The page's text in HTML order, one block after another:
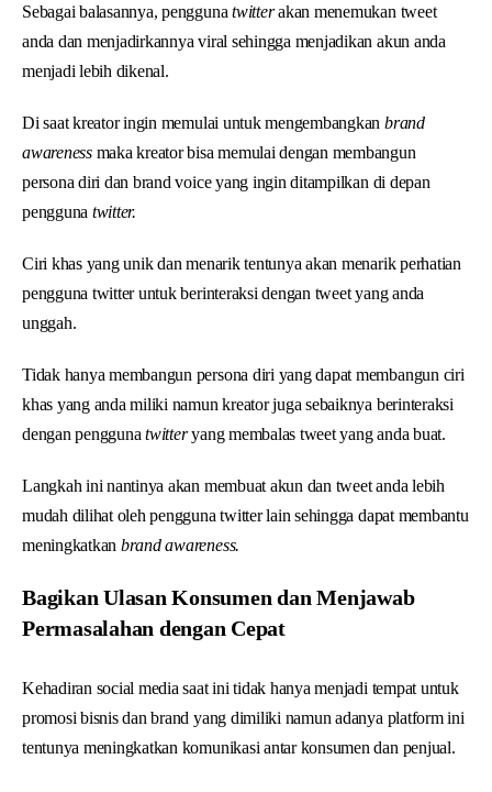
Sebagai balasannya, penggunatwitterakan menemukan tweet
anda dan menjadirkannya viral sehingga menjadikan akun anda
menjadi lebih dikenal.
Di saat kreator ingin memulai untuk mengembangkan brand
awarenessmaka kreator bisa memulai dengan membangun
persona diri dan brand voice yang ingin ditampilkan di depan
pengguna twitter.
Ciri khas yang unik dan menarik tentunya akan menarik perhatian
pengguna twitter untuk berinteraksi dengan tweet yang anda
unggah.
Tidak hanya membangun persona diri yang dapat membangun ciri
khas yang anda miliki namun kreator juga sebaiknya berinteraksi
dengan pengguna twitteryang membalas tweet yang anda buat.
Langkah ini nantinya akan membuat akun dan tweet anda lebih
mudah dilihat oleh pengguna twitter lain sehingga dapat membantu
meningkatkan brand awareness.
Bagikan Ulasan Konsumen dan Menjawab
Permasalahan dengan Cepat
Kehadiran social media saat ini tidak hanya menjadi tempat untuk
promosi bisnis dan brand yang dimiliki namun adanya platform ini
tentunya meningkatkan komunikasi antar konsumen dan penjual.